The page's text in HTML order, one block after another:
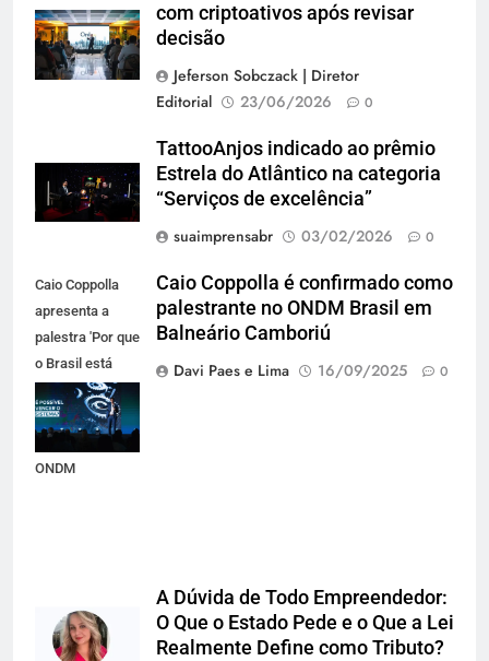
com criptoativos após revisar
decisão
Jeferson Sobczack | Diretor
Editorial
23/06/2026 0
TattooAnjos indicado ao prêmio
Estrela do Atlântico na categoria
“Serviços de excelência”
suaimprensabr
03/02/2026 0
Caio Coppolla
apresenta a
palestra 'Por que
o Brasil está
condenado ao
sucesso', em
outubro, no
ONDM
Caio Coppolla é confirmado como
palestrante no ONDM Brasil em
Balneário Camboriú
Davi Paes e Lima
16/09/2025 0
A Dúvida de Todo Empreendedor:
O Que o Estado Pede e o Que a Lei
Realmente Define como Tributo?